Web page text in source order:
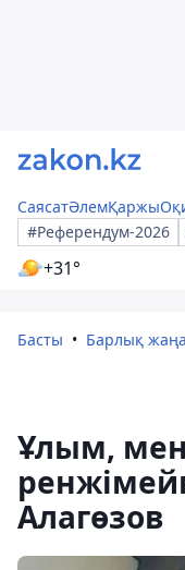
СаясатӘлемҚаржы
#Референдум-2026
+31°
Басты Барлық
Ұлым, мен
Алагөзов